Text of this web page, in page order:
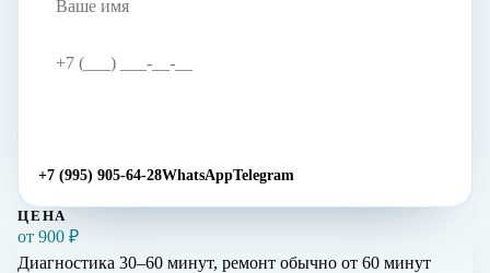
+7 (995) 905-64-28WhatsAppTelegram
ЦЕНА
от 900 ₽
Диагностика 30–60 минут, ремонт обычно от 60 минут